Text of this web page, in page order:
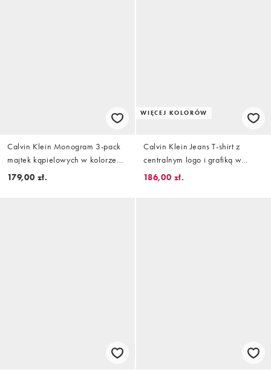
Calvin Klein Monogram 3-pack
majtek kąpielowych w kolorze
czarnym/wzór/szarym
179,00 zł.
WIĘCEJ KOLORÓW
Calvin Klein Jeans T-shirt z
centralnym logo i grafiką w
kolorze żółto-czarnym
186,00 zł.